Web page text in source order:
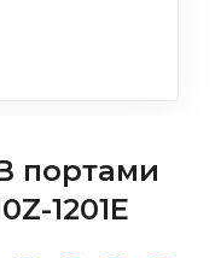
портами
1201E